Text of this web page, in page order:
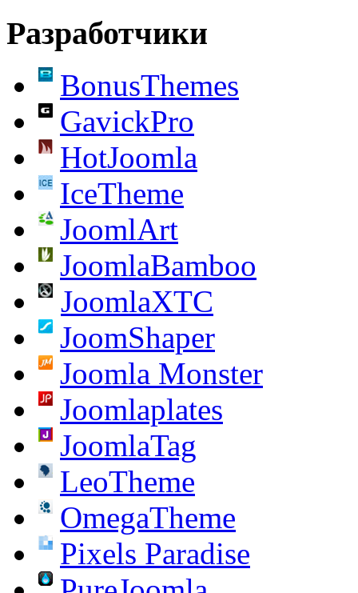
Разработчики
BonusThemes
GavickPro
HotJoomla
IceTheme
JoomlArt
JoomlaBamboo
JoomlaXTC
JoomShaper
Joomla Monster
Joomlaplates
JoomlaTag
LeoTheme
OmegaTheme
Pixels Paradise